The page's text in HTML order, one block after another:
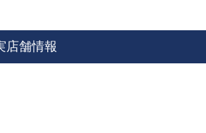
店舗情報